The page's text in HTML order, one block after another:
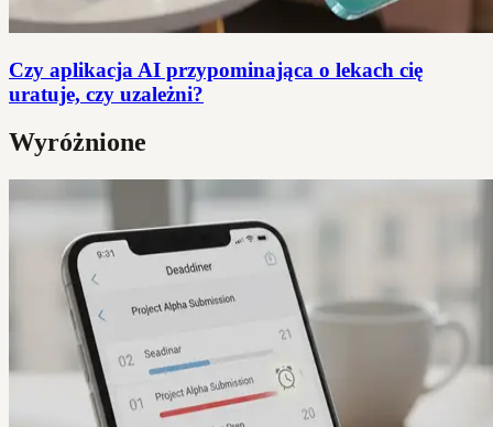
Czy aplikacja AI przypominająca o lekach cię
uratuje, czy uzależni?
Wyróżnione